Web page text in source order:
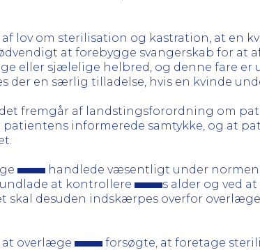
lov om sterilisation og kastration, at en
at forebygge svangerskab for at
eller sjælelige helbred, og denne fare er
en særlig tilladelse, hvis en kvinde
fremgår af landstingsforordning om
informerede samtykke, og at
handlede væsentligt under
at kontrollere
s alder og ved
skal desuden indskærpes overfor overlæge
at overlæge
forsøgte, at foretage